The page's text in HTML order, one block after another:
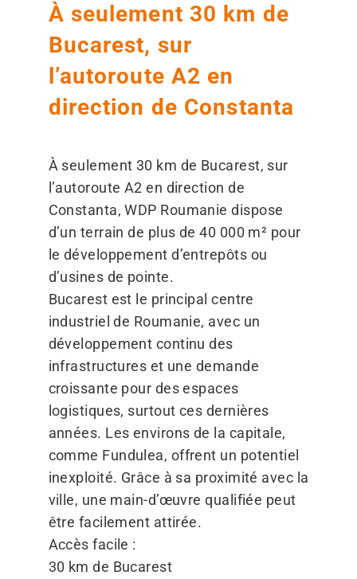
À seulement 30 km de
Bucarest, sur
l’autoroute A2 en
direction de Constanta
À seulement 30 km de Bucarest, sur
l’autoroute A2 en direction de
Constanta, WDP Roumanie dispose
d’un terrain de plus de 40 000 m² pour
le développement d’entrepôts ou
d’usines de pointe.
Bucarest est le principal centre
industriel de Roumanie, avec un
développement continu des
infrastructures et une demande
croissante pour des espaces
logistiques, surtout ces dernières
années. Les environs de la capitale,
comme Fundulea, offrent un potentiel
inexploité. Grâce à sa proximité avec la
ville, une main-d’œuvre qualifiée peut
être facilement attirée.
Accès facile :
30 km de Bucarest